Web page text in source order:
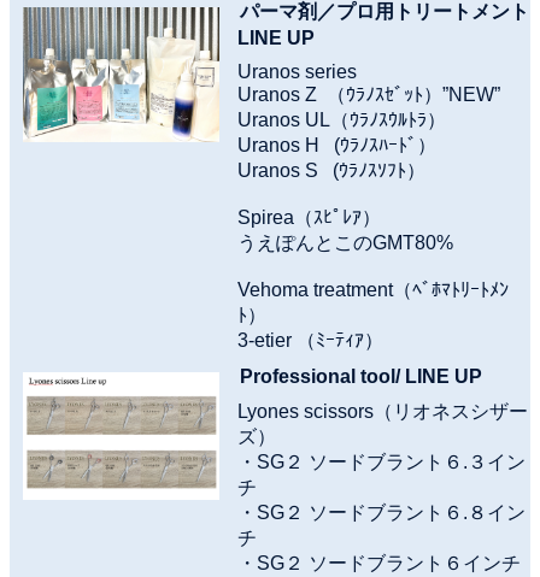
パーマ剤／プロ用トリートメント
LINE UP
Uranos series
Uranos Z （ｳﾗﾉｽｾﾞｯﾄ）”NEW”
Uranos UL（ｳﾗﾉｽｳﾙﾄﾗ）
Uranos H (ｳﾗﾉｽﾊｰﾄﾞ）
Uranos S (ｳﾗﾉｽｿﾌﾄ）
Spirea（ｽﾋﾟﾚｱ）
うえぽんとこのGMT80%
Vehoma treatment（ﾍﾞﾎﾏﾄﾘｰﾄﾒﾝ
ﾄ）
3-etier （ﾐｰﾃｨｱ）
Professional tool/ LINE UP
Lyones scissors（リオネスシザー
ズ）
・SG２ ソードブラント６.３イン
チ
・SG２ ソードブラント６.８イン
チ
・SG２ ソードブラント６インチ